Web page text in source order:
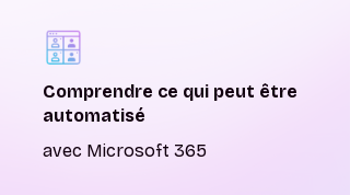
Comprendre ce qui peut être
automatisé
avec Microsoft 365